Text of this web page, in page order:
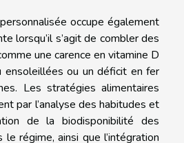
occupe également
lorsqu’il s’agit de combler des
une carence en vitamine D
ensoleillées ou un déficit en fer
Les stratégies alimentaires
par l’analyse des habitudes et
de la biodisponibilité des
le régime, ainsi que l’intégration